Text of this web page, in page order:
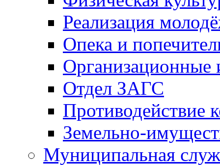
Реализация
Опека и
Отдел ЗАГС
Противодействие
Земельно-
Муниципальная